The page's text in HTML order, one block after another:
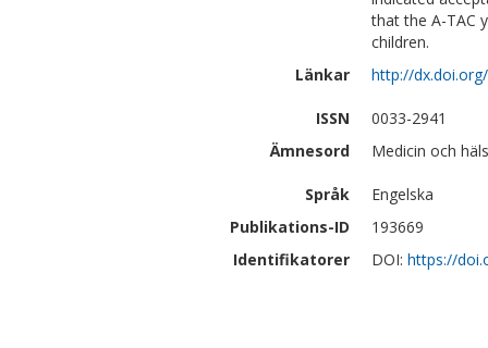
that the A-TAC
children.
Länkar
http://
ISSN
0033-2941
Ämnesord
Medicin och
Språk
Engelska
Publikations-ID
193669
Identifikatorer
DOI: https://